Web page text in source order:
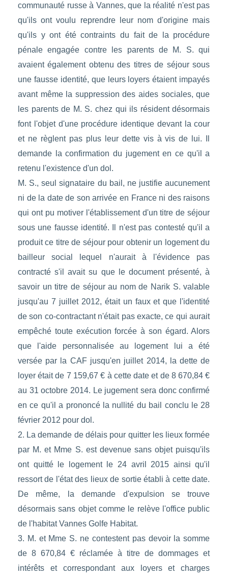
communauté russe à Vannes, que la réalité n'est pas
qu'ils ont voulu reprendre leur nom d'origine mais
qu'ils y ont été contraints du fait de la procédure
pénale engagée contre les parents de M. S. qui
avaient également obtenu des titres de séjour sous
une fausse identité, que leurs loyers étaient impayés
avant même la suppression des aides sociales, que
les parents de M. S. chez qui ils résident désormais
font l'objet d'une procédure identique devant la cour
et ne règlent pas plus leur dette vis à vis de lui. Il
demande la confirmation du jugement en ce qu'il a
retenu l'existence d'un dol.
M. S., seul signataire du bail, ne justifie aucunement
ni de la date de son arrivée en France ni des raisons
qui ont pu motiver l'établissement d'un titre de séjour
sous une fausse identité. Il n'est pas contesté qu'il a
produit ce titre de séjour pour obtenir un logement du
bailleur social lequel n'aurait à l'évidence pas
contracté s'il avait su que le document présenté, à
savoir un titre de séjour au nom de Narik S. valable
jusqu'au 7 juillet 2012, était un faux et que l'identité
de son co-contractant n'était pas exacte, ce qui aurait
empêché toute exécution forcée à son égard. Alors
que l'aide personnalisée au logement lui a été
versée par la CAF jusqu'en juillet 2014, la dette de
loyer était de 7 159,67 € à cette date et de 8 670,84 €
au 31 octobre 2014. Le jugement sera donc confirmé
en ce qu'il a prononcé la nullité du bail conclu le 28
février 2012 pour dol.
2. La demande de délais pour quitter les lieux formée
par M. et Mme S. est devenue sans objet puisqu'ils
ont quitté le logement le 24 avril 2015 ainsi qu'il
ressort de l'état des lieux de sortie établi à cette date.
De même, la demande d'expulsion se trouve
désormais sans objet comme le relève l'office public
de l'habitat Vannes Golfe Habitat.
3. M. et Mme S. ne contestent pas devoir la somme
de 8 670,84 € réclamée à titre de dommages et
intérêts et correspondant aux loyers et charges